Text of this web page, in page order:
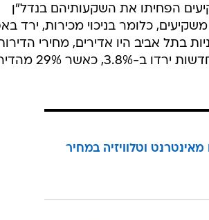
לעומת מרס. המשקיעים הפחיתו את השקעותיהם בנדל"ן
כלומר בניכוי מכירות, ירד
בתל אביב היו אדירים, מחירי
בישראל ירדו בשנה האחרונה ב-1.2% ומחירי הדירות
וטלוויזיה במחיר